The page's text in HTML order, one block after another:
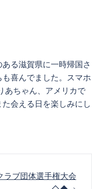
る滋賀県に一時帰国さ
喜んでました。スマホ
あちゃん、アメリカで
会える日を楽しみにし
ブ団体選手権大会